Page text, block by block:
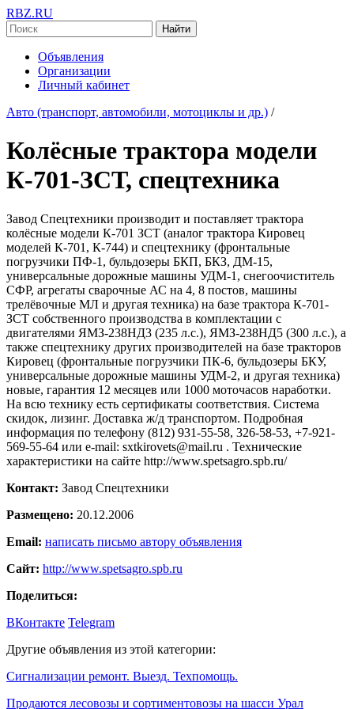
RBZ.RU
Найти
Объявления
Организации
Личный кабинет
Авто (транспорт, автомобили, мотоциклы и др.) /
Колёсные трактора модели
К-701-ЗСТ, спецтехника
Завод Спецтехники производит и поставляет трактора
колёсные модели К-701 ЗСТ (аналог трактора Кировец
моделей К-701, К-744) и спецтехнику (фронтальные
погрузчики ПФ-1, бульдозеры БКП, БКЗ, ДМ-15,
универсальные дорожные машины УДМ-1, снегоочиститель
СФР, агрегаты сварочные АС на 4, 8 постов, машины
трелёвочные МЛ и другая техника) на базе трактора К-701-
ЗСТ собственного производства в комплектации с
двигателями ЯМЗ-238НД3 (235 л.с.), ЯМЗ-238НД5 (300 л.с.), а
также спецтехнику других производителей на базе тракторов
Кировец (фронтальные погрузчики ПК-6, бульдозеры БКУ,
универсальные дорожные машины УДМ-2, и другая техника)
новые, гарантия 12 месяцев или 1000 моточасов наработки.
На всю технику есть сертификаты соответствия. Система
скидок, лизинг. Доставка ж/д транспортом. Подробная
информация по телефону (812) 931-55-58, 326-58-53, +7-921-
569-55-64 или e-mail: sxtkirovets@mail.ru . Технические
характеристики на сайте http://www.spetsagro.spb.ru/
Контакт: Завод Спецтехники
Размещено: 20.12.2006
Email: написать письмо автору объявления
Сайт: http://www.spetsagro.spb.ru
Поделиться:
ВКонтакте Telegram
Другие объявления из этой категории:
Сигнализации ремонт. Выезд. Техпомощь.
Продаются лесовозы и сортиментовозы на шасси Урал